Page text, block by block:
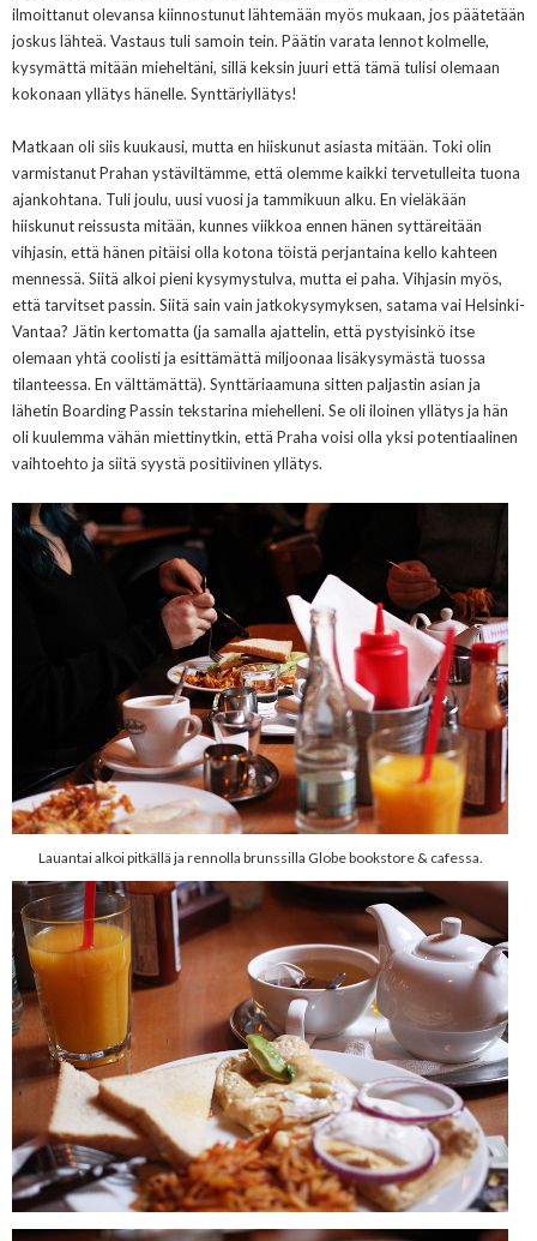
ilmoittanut olevansa kiinnostunut lähtemään myös mukaan, jos päätetään
joskus lähteä. Vastaus tuli samoin tein. Päätin varata lennot kolmelle,
kysymättä mitään mieheltäni, sillä keksin juuri että tämä tulisi olemaan
kokonaan yllätys hänelle. Synttäriyllätys!
Matkaan oli siis kuukausi, mutta en hiiskunut asiasta mitään. Toki olin
varmistanut Prahan ystäviltämme, että olemme kaikki tervetulleita tuona
ajankohtana. Tuli joulu, uusi vuosi ja tammikuun alku. En vieläkään
hiiskunut reissusta mitään, kunnes viikkoa ennen hänen syttäreitään
vihjasin, että hänen pitäisi olla kotona töistä perjantaina kello kahteen
mennessä. Siitä alkoi pieni kysymystulva, mutta ei paha. Vihjasin myös,
että tarvitset passin. Siitä sain vain jatkokysymyksen, satama vai Helsinki-
Vantaa? Jätin kertomatta (ja samalla ajattelin, että pystyisinkö itse
olemaan yhtä coolisti ja esittämättä miljoonaa lisäkysymästä tuossa
tilanteessa. En välttämättä). Synttäriaamuna sitten paljastin asian ja
lähetin Boarding Passin tekstarina miehelleni. Se oli iloinen yllätys ja hän
oli kuulemma vähän miettinytkin, että Praha voisi olla yksi potentiaalinen
vaihtoehto ja siitä syystä positiivinen yllätys.
Lauantai alkoi pitkällä ja rennolla brunssilla Globe bookstore & cafessa.